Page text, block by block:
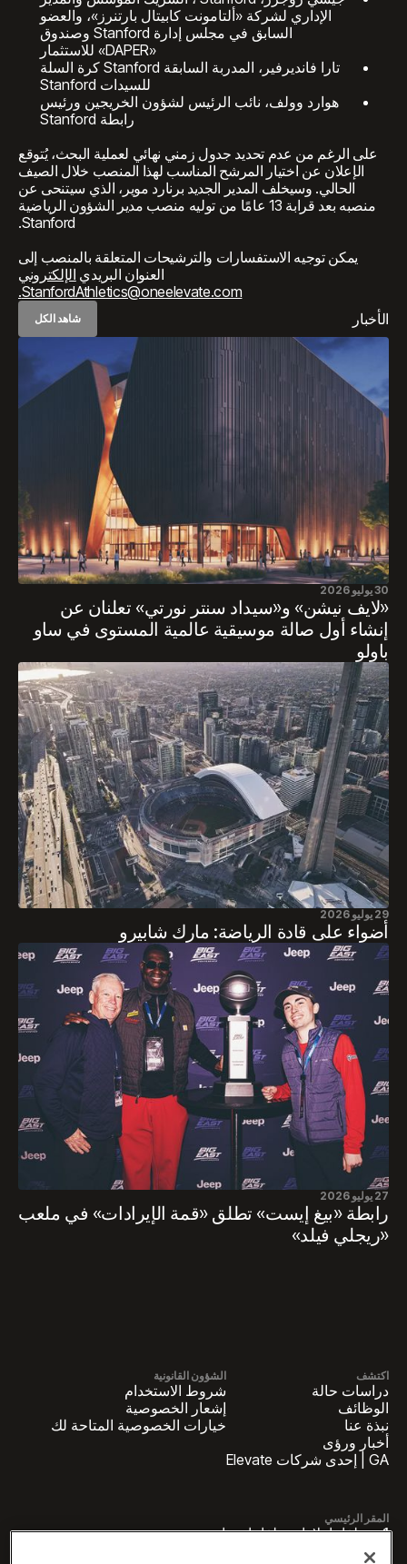
الإداري لشركة «ألتامونت كابيتال بارتنرز»، والعضو
السابق في مجلس إدارة Stanford وصندوق
«DAPER» للاستثمار
تارا فانديرفير، المدربة السابقة Stanford كرة السلة
للسيدات Stanford
هوارد وولف، نائب الرئيس لشؤون الخريجين ورئيس
رابطة Stanford
على الرغم من عدم تحديد جدول زمني نهائي لعملية البحث، يُتوقع
الإعلان عن اختيار المرشح المناسب لهذا المنصب خلال الصيف
الحالي. وسيخلف المدير الجديد برنارد موير، الذي سيتنحى عن
منصبه بعد قرابة 13 عامًا من توليه منصب مدير الشؤون الرياضية
Stanford.
يمكن توجيه الاستفسارات والترشيحات المتعلقة بالمنصب إلى
العنوان البريدي الإلكتروني
StanfordAthletics@oneelevate.com.
الأخبار
شاهد الكل
30 يوليو 2026
«لايف نيشن» و«سيداد سنتر نورتي» تعلنان عن
إنشاء أول صالة موسيقية عالمية المستوى في ساو
باولو
29 يوليو 2026
أضواء على قادة الرياضة: مارك شابيرو
27 يوليو 2026
رابطة «بيغ إيست» تطلق «قمة الإيرادات» في ملعب
«ريجلي فيلد»
اكتشف
دراسات حالة
الوظائف
نبذة عنا
أخبار ورؤى
GA | إحدى شركات Elevate
الشؤون القانونية
شروط الاستخدام
إشعار الخصوصية
خيارات الخصوصية المتاحة لك
المقر الرئيسي
1 بنسلفانيا بلازا بنسلفانيا، جناح
4420، نيويورك، نيويورك 10119